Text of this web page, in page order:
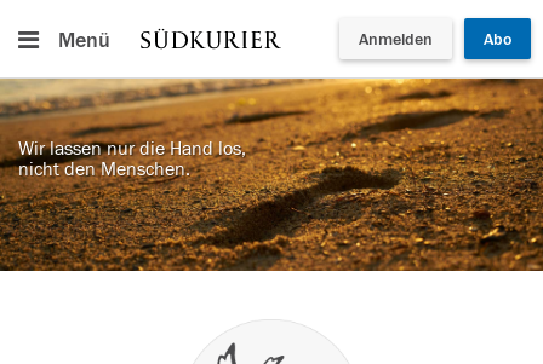
Menü Anmelden Abo
Wir lassen nur die Hand los,
nicht den Menschen.